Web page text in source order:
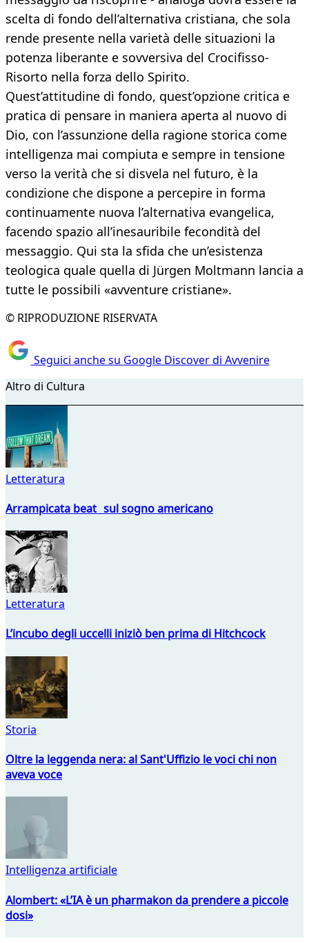
scelta di fondo dell’alternativa cristiana, che sola
rende presente nella varietà delle situazioni la
potenza liberante e sovversiva del Crocifisso-
Risorto nella forza dello Spirito.
Quest’attitudine di fondo, quest’opzione critica e
pratica di pensare in maniera aperta al nuovo di
Dio, con l’assunzione della ragione storica come
intelligenza mai compiuta e sempre in tensione
verso la verità che si disvela nel futuro, è la
condizione che dispone a percepire in forma
continuamente nuova l’alternativa evangelica,
facendo spazio all’inesauribile fecondità del
messaggio. Qui sta la sfida che un’esistenza
teologica quale quella di Jürgen Moltmann lancia a
tutte le possibili «avventure cristiane».
© RIPRODUZIONE RISERVATA
Seguici anche su Google Discover di Avvenire
Altro di Cultura
Letteratura
Arrampicata beat sul sogno americano
Letteratura
L’incubo degli uccelli iniziò ben prima di Hitchcock
Storia
Oltre la leggenda nera: al Sant'Uffizio le voci chi non
aveva voce
Intelligenza artificiale
Alombert: «L’IA è un pharmakon da prendere a piccole
dosi»